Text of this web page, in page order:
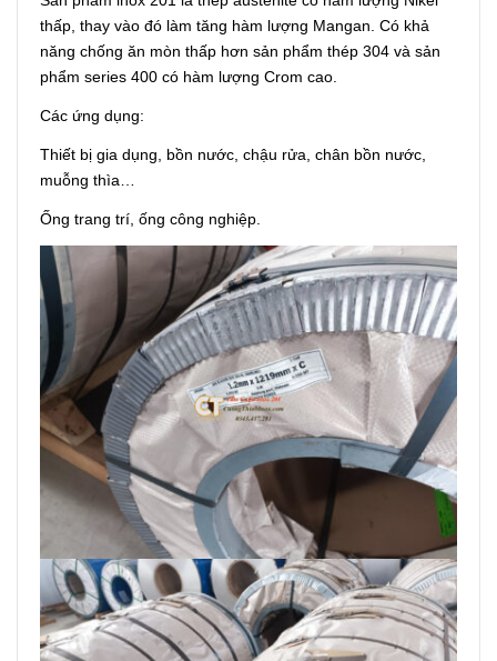
thấp, thay vào đó làm tăng hàm lượng Mangan. Có khả
năng chống ăn mòn thấp hơn sản phẩm thép 304 và sản
phẩm series 400 có hàm lượng Crom cao.
Các ứng dụng:
Thiết bị gia dụng, bồn nước, chậu rửa, chân bồn nước,
muỗng thìa…
Ống trang trí, ống công nghiệp.